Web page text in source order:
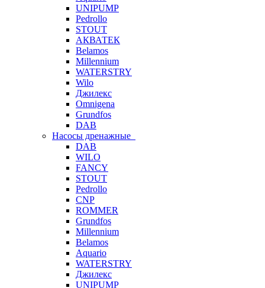
UNIPUMP
Pedrollo
STOUT
АКВАТЕК
Belamos
Millennium
WATERSTRY
Wilo
Джилекс
Omnigena
Grundfos
DAB
Насосы дренажные
DAB
WILO
FANCY
STOUT
Pedrollo
CNP
ROMMER
Grundfos
Millennium
Belamos
Aquario
WATERSTRY
Джилекс
UNIPUMP